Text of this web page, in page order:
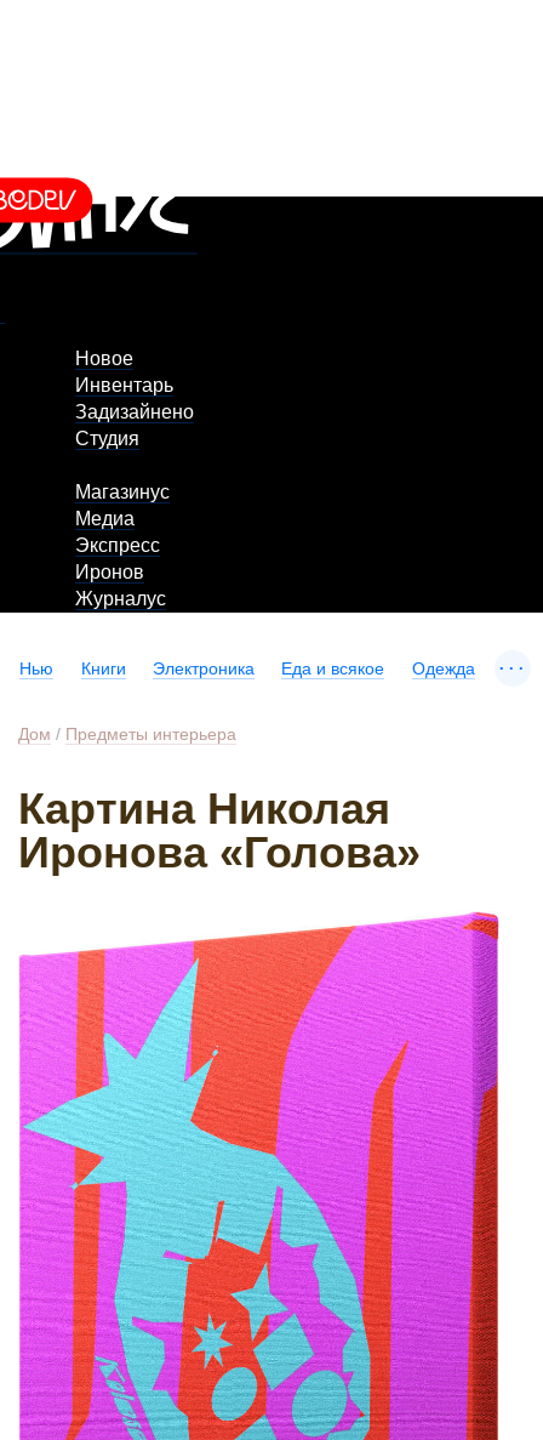
Новое
Инвентарь
Задизайнено
Студия
Магазинус
Медиа
Экспресс
Иронов
Журналус
Нью Книги Электроника Еда и всякое Одежда ...
Дом / Предметы интерьера
Картина Николая
Иронова «Голова»